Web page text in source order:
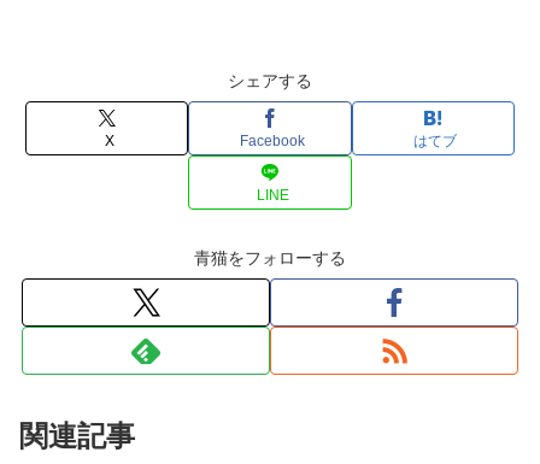
シェアする
X Facebook はてブ
LINE
青猫をフォローする
関連記事